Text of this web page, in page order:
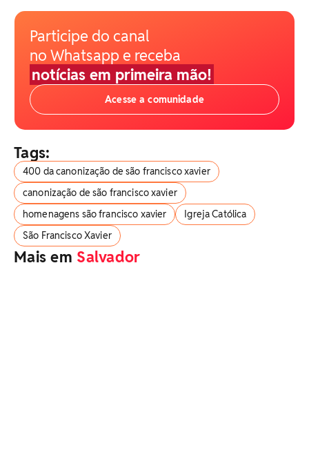
Participe do canal
no Whatsapp e receba
notícias em primeira mão!
Acesse a comunidade
Tags:
400 da canonização de são francisco xavier
canonização de são francisco xavier
homenagens são francisco xavier
Igreja Católica
São Francisco Xavier
Mais em Salvador